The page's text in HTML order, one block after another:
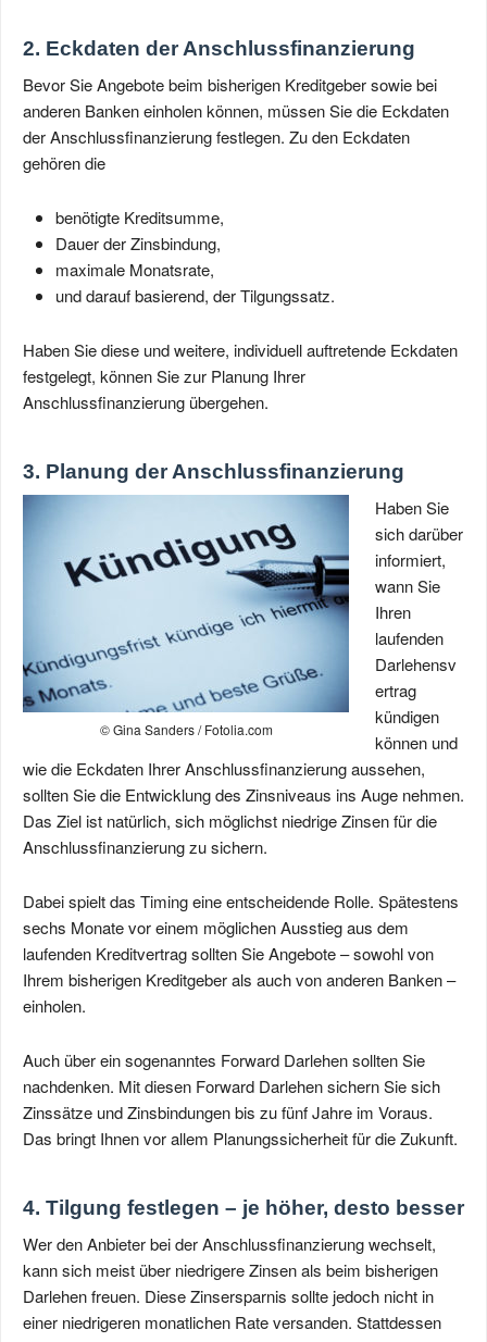
2. Eckdaten der Anschlussfinanzierung
Bevor Sie Angebote beim bisherigen Kreditgeber sowie bei
anderen Banken einholen können, müssen Sie die Eckdaten
der Anschlussfinanzierung festlegen. Zu den Eckdaten
gehören die
benötigte Kreditsumme,
Dauer der Zinsbindung,
maximale Monatsrate,
und darauf basierend, der Tilgungssatz.
Haben Sie diese und weitere, individuell auftretende Eckdaten
festgelegt, können Sie zur Planung Ihrer
Anschlussfinanzierung übergehen.
3. Planung der Anschlussfinanzierung
© Gina Sanders / Fotolia.com
Haben Sie
sich darüber
informiert,
wann Sie
Ihren
laufenden
Darlehensv
ertrag
kündigen
können und
wie die Eckdaten Ihrer Anschlussfinanzierung aussehen,
sollten Sie die Entwicklung des Zinsniveaus ins Auge nehmen.
Das Ziel ist natürlich, sich möglichst niedrige Zinsen für die
Anschlussfinanzierung zu sichern.
Dabei spielt das Timing eine entscheidende Rolle. Spätestens
sechs Monate vor einem möglichen Ausstieg aus dem
laufenden Kreditvertrag sollten Sie Angebote – sowohl von
Ihrem bisherigen Kreditgeber als auch von anderen Banken –
einholen.
Auch über ein sogenanntes Forward Darlehen sollten Sie
nachdenken. Mit diesen Forward Darlehen sichern Sie sich
Zinssätze und Zinsbindungen bis zu fünf Jahre im Voraus.
Das bringt Ihnen vor allem Planungssicherheit für die Zukunft.
4. Tilgung festlegen – je höher, desto besser
Wer den Anbieter bei der Anschlussfinanzierung wechselt,
kann sich meist über niedrigere Zinsen als beim bisherigen
Darlehen freuen. Diese Zinsersparnis sollte jedoch nicht in
einer niedrigeren monatlichen Rate versanden. Stattdessen